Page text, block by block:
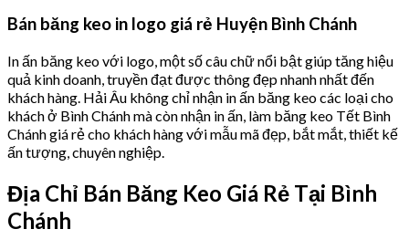
Bán băng keo in logo giá rẻ Huyện Bình Chánh
In ấn băng keo với logo, một số câu chữ nổi bật giúp tăng hiệu
quả kinh doanh, truyền đạt được thông đẹp nhanh nhất đến
khách hàng. Hải Âu không chỉ nhận in ấn băng keo các loại cho
khách ở Bình Chánh mà còn nhận in ấn, làm băng keo Tết Bình
Chánh giá rẻ cho khách hàng với mẫu mã đẹp, bắt mắt, thiết kế
ấn tượng, chuyên nghiệp.
Địa Chỉ Bán Băng Keo Giá Rẻ Tại Bình
Chánh